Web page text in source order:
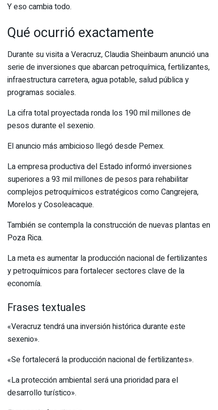
Y eso cambia todo.
Qué ocurrió exactamente
Durante su visita a Veracruz, Claudia Sheinbaum anunció una
serie de inversiones que abarcan petroquímica, fertilizantes,
infraestructura carretera, agua potable, salud pública y
programas sociales.
La cifra total proyectada ronda los 190 mil millones de
pesos durante el sexenio.
El anuncio más ambicioso llegó desde Pemex.
La empresa productiva del Estado informó inversiones
superiores a 93 mil millones de pesos para rehabilitar
complejos petroquímicos estratégicos como Cangrejera,
Morelos y Cosoleacaque.
También se contempla la construcción de nuevas plantas en
Poza Rica.
La meta es aumentar la producción nacional de fertilizantes
y petroquímicos para fortalecer sectores clave de la
economía.
Frases textuales
«Veracruz tendrá una inversión histórica durante este
sexenio».
«Se fortalecerá la producción nacional de fertilizantes».
«La protección ambiental será una prioridad para el
desarrollo turístico».